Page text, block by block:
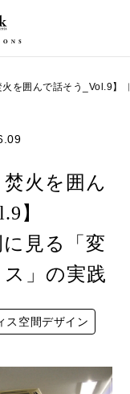
火を囲んで話そう_Vol.9
焚火を囲ん
】
見る「変
」の実践
ス空間デザイン